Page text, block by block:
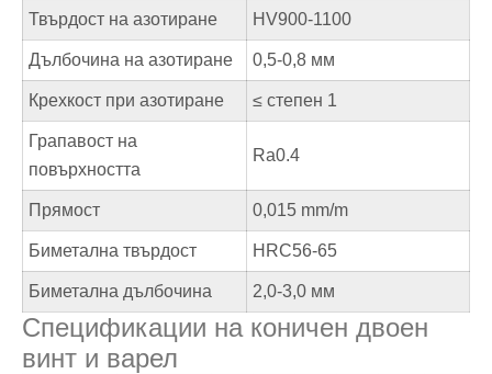
Твърдост на азотиране HV900-1100
Дълбочина на азотиране 0,5-0,8 мм
Крехкост при азотиране ≤ степен 1
Грапавост на
повърхността
Ra0.4
Прямост 0,015 mm/m
Биметална твърдост HRC56-65
Биметална дълбочина 2,0-3,0 мм
Спецификации на коничен двоен
винт и варел